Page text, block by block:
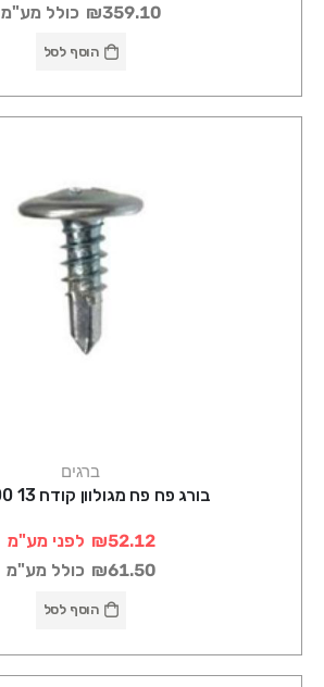
₪359.10 כולל מע"מ
הוסף לסל
ברגים
בורג פח פח מגולוון קודח 13 1000 יח'
₪52.12 לפני מע"מ
₪61.50 כולל מע"מ
הוסף לסל